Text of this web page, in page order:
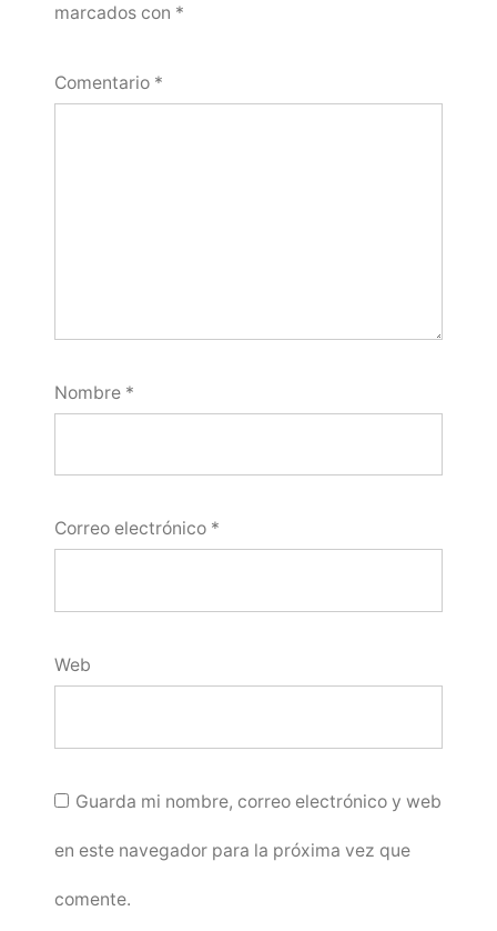
marcados con *
Comentario *
Nombre *
Correo electrónico *
Web
Guarda mi nombre, correo electrónico y web
en este navegador para la próxima vez que
comente.